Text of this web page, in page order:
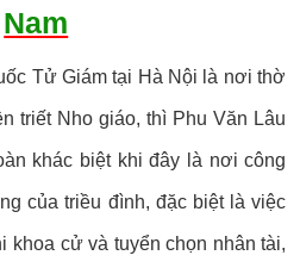
Nam
Tử Giám tại Hà Nội là nơi thờ
triết Nho giáo, thì Phu Văn Lâu
khác biệt khi đây là nơi công
của triều đình, đặc biệt là việc
khoa cử và tuyển chọn nhân tài,